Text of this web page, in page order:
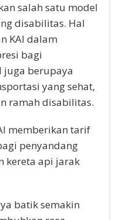
salah satu model
disabilitas. Hal
KAI dalam
bagi
juga berupaya
yang sehat,
ramah disabilitas.
memberikan tarif
penyandang
kereta api jarak
batik semakin